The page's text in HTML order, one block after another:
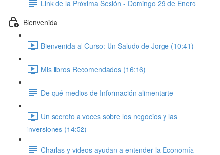
Link de la Próxima Sesión - Domingo 29 de Enero
Bienvenida
Bienvenida al Curso: Un Saludo de Jorge (10:41)
Mis libros Recomendados (16:16)
De qué medios de Información alimentarte
Un secreto a voces sobre los negocios y las
inversiones (14:52)
Charlas y videos ayudan a entender la Economía